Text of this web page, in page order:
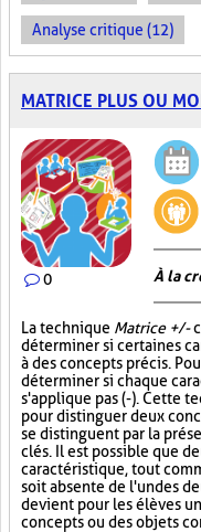
Analyse critique (12)
MATRICE PLUS OU
0 À la
La technique Matrice +/-
déterminer si certaines
à des concepts précis.
déterminer si chaque
s'applique pas (-). Cette
pour distinguer deux
se distinguent par la
clés. Il est possible que
caractéristique, tout
soit absente de l'un des
devient pour les élèves
concepts ou des objets